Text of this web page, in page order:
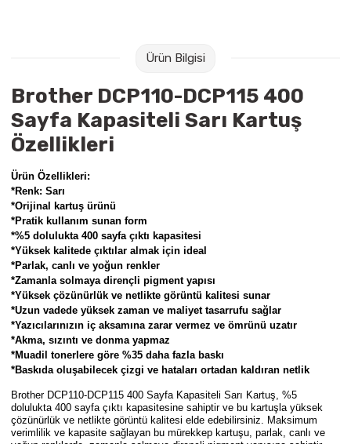
Sümen Takımları
Zımba Tel Sökücüleri
Daksiller
Kaşe Gereçleri
Yapıştırıcılar
Beslenme Çantaları
Cam Boyaları
Guaj Boyaları
Kuru Boyalar
Mum Boyalar
Parmak Boyaları
Pastel Boyalar
Sulu Boyalar
Ürün Bilgisi
Brother DCP110-DCP115 400
Sayfa Kapasiteli Sarı Kartuş
Özellikleri
Ürün Özellikleri:
*Renk: Sarı
*Orijinal kartuş ürünü
*Pratik kullanım sunan form
*%5 dolulukta 400 sayfa çıktı kapasitesi
*Yüksek kalitede çıktılar almak için ideal
*Parlak, canlı ve yoğun renkler
*Zamanla solmaya dirençli pigment yapısı
*Yüksek çözünürlük ve netlikte görüntü kalitesi sunar
*Uzun vadede yüksek zaman ve maliyet tasarrufu sağlar
*Yazıcılarınızın iç aksamına zarar vermez ve ömrünü uzatır
*Akma, sızıntı ve donma yapmaz
*Muadil tonerlere göre %35 daha fazla baskı
*Baskıda oluşabilecek çizgi ve hataları ortadan kaldıran netlik
Brother DCP110-DCP115 400 Sayfa Kapasiteli Sarı Kartuş, %5
dolulukta 400 sayfa çıktı kapasitesine sahiptir ve bu kartuşla yüksek
çözünürlük ve netlikte görüntü kalitesi elde edebilirsiniz. Maksimum
verimlilik ve kapasite sağlayan bu mürekkep kartuşu, parlak, canlı ve